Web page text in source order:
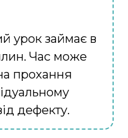
урок займає в
Час може
прохання
дефекту.